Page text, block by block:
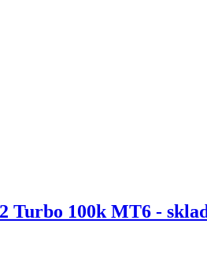
Turbo 100k MT6 -